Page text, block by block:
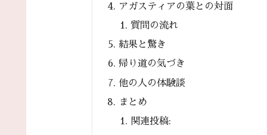
アガスティアの葉との対面
質問の流れ
結果と驚き
帰り道の気づき
他の人の体験談
まとめ
関連投稿: